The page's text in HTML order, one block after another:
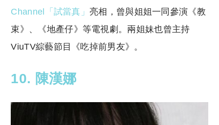
Channel「試當真」 亮相，曾與姐姐一同參演《教
束》、《地產仔》等電視劇。兩姐妹也曾主持
ViuTV綜藝節目《吃掉前男友》。
10. 陳漢娜